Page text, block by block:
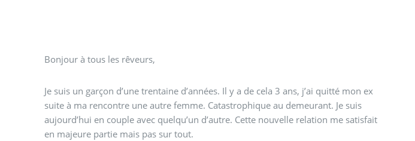
Bonjour à tous les rêveurs,
Je suis un garçon d’une trentaine d’années. Il y a de cela 3 ans, j’ai quitté mon ex
suite à ma rencontre une autre femme. Catastrophique au demeurant. Je suis
aujourd’hui en couple avec quelqu’un d’autre. Cette nouvelle relation me satisfait
en majeure partie mais pas sur tout.